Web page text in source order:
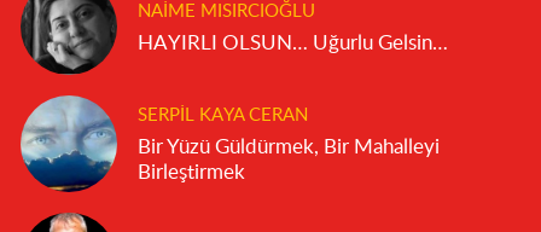
NAIME MISIRCIOĞLU
HAYIRLI OLSUN… Uğurlu Gelsin…
SERPIL KAYA CERAN
Bir Yüzü Güldürmek, Bir Mahalleyi
Birleştirmek